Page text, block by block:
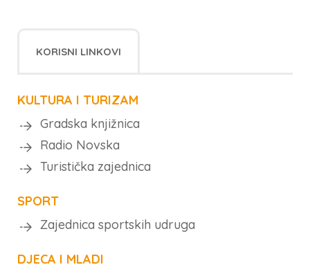
KORISNI LINKOVI
KULTURA I TURIZAM
Gradska knjižnica
Radio Novska
Turistička zajednica
SPORT
Zajednica sportskih udruga
DJECA I MLADI